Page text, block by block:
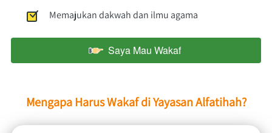
Memajukan dakwah dan ilmu agama
` Saya Mau Wakaf
Mengapa Harus Wakaf di Yayasan Alfatihah?